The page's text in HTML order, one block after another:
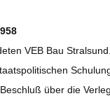
VEB Bau
über die